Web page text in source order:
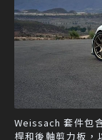
Weissach 套件包
桿和後軸剪力板，